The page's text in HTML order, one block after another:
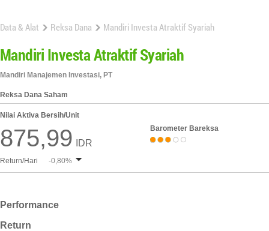
Data & Alat Reksa Dana Mandiri Investa Atraktif Syariah
Mandiri Investa Atraktif Syariah
Mandiri Manajemen Investasi, PT
Reksa Dana Saham
Nilai Aktiva Bersih/Unit
875,99 IDR
Barometer Bareksa
Return/Hari -0,80%
Performance
Return